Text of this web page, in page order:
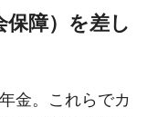
保障）を差し
金。これらでカ